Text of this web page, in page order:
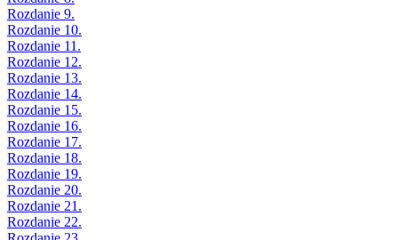
Rozdanie 9.
Rozdanie 10.
Rozdanie 11.
Rozdanie 12.
Rozdanie 13.
Rozdanie 14.
Rozdanie 15.
Rozdanie 16.
Rozdanie 17.
Rozdanie 18.
Rozdanie 19.
Rozdanie 20.
Rozdanie 21.
Rozdanie 22.